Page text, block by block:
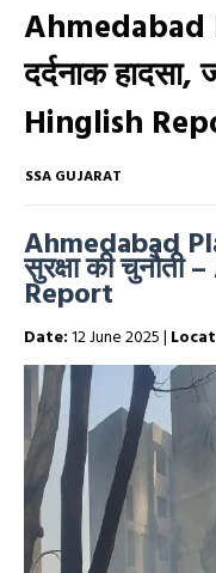
Ahmedabad
दर्दनाक हादसा,
Hinglish
SSA GUJARAT
Ahmedabad
सुरक्षा की
Report
Date:12 June 2025 |